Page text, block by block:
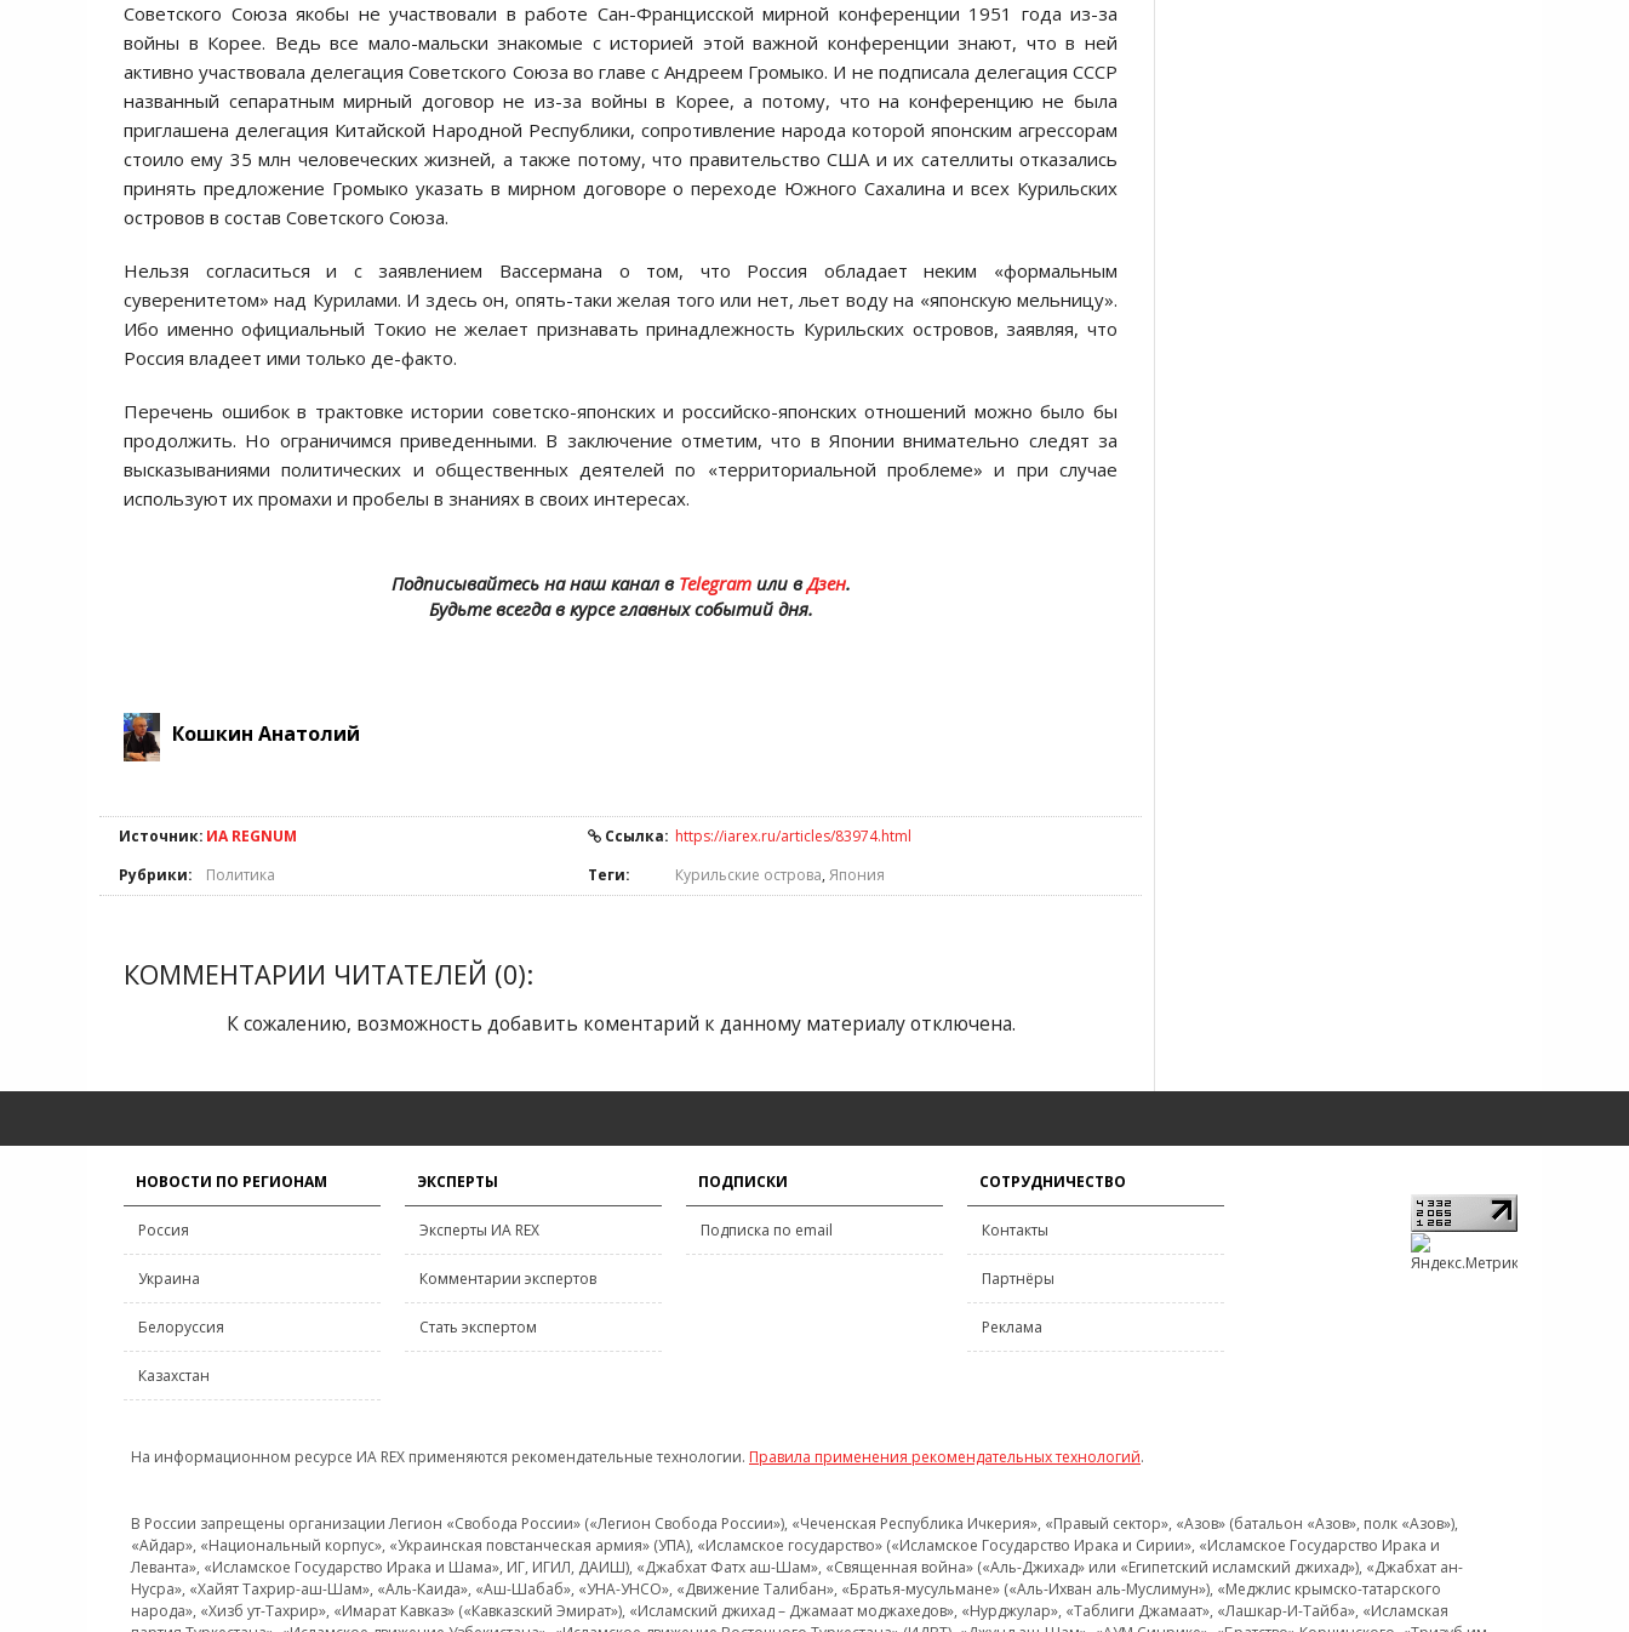
Советского Союза якобы не участвовали в работе Сан-Францисской мирной конференции 1951 года из-за
войны в Корее. Ведь все мало-мальски знакомые с историей этой важной конференции знают, что в ней
активно участвовала делегация Советского Союза во главе с Андреем Громыко. И не подписала делегация СССР
названный сепаратным мирный договор не из-за войны в Корее, а потому, что на конференцию не была
приглашена делегация Китайской Народной Республики, сопротивление народа которой японским агрессорам
стоило ему 35 млн человеческих жизней, а также потому, что правительство США и их сателлиты отказались
принять предложение Громыко указать в мирном договоре о переходе Южного Сахалина и всех Курильских
островов в состав Советского Союза.
Нельзя согласиться и с заявлением Вассермана о том, что Россия обладает неким «формальным
суверенитетом» над Курилами. И здесь он, опять-таки желая того или нет, льет воду на «японскую мельницу».
Ибо именно официальный Токио не желает признавать принадлежность Курильских островов, заявляя, что
Россия владеет ими только де-факто.
Перечень ошибок в трактовке истории советско-японских и российско-японских отношений можно было бы
продолжить. Но ограничимся приведенными. В заключение отметим, что в Японии внимательно следят за
высказываниями политических и общественных деятелей по «территориальной проблеме» и при случае
используют их промахи и пробелы в знаниях в своих интересах.
Подписывайтесь на наш канал в Telegramили вДзен.
Будьте всегда в курсе главных событий дня.
Кошкин Анатолий
Источник: ИА REGNUM Ссылка: https://iarex.ru/articles/83974.html
Рубрики:
Политика Теги: Курильские острова, Япония
КОММЕНТАРИИ ЧИТАТЕЛЕЙ (0):
К сожалению, возможность добавить коментарий к данному материалу отключена.
НОВОСТИ ПО РЕГИОНАМ
Россия
Украина
Белоруссия
Казахстан
ЭКСПЕРТЫ
Эксперты ИА REX
Комментарии экспертов
Стать экспертом
ПОДПИСКИ
Подписка по email
СОТРУДНИЧЕСТВО
Контакты
Партнёры
Реклама
На информационном ресурсе ИА REX применяются рекомендательные технологии. Правила применения рекомендательных технологий.
В России запрещены организации Легион «Свобода России» («Легион Свобода России»), «Чеченская Республика Ичкерия», «Правый сектор», «Азов» (батальон «Азов», полк «Азов»),
«Айдар», «Национальный корпус», «Украинская повстанческая армия» (УПА), «Исламское государство» («Исламское Государство Ирака и Сирии», «Исламское Государство Ирака и
Леванта», «Исламское Государство Ирака и Шама», ИГ, ИГИЛ, ДАИШ), «Джабхат Фатх аш-Шам», «Священная война» («Аль-Джихад» или «Египетский исламский джихад»), «Джабхат ан-
Нусра», «Хайят Тахрир-аш-Шам», «Аль-Каида», «Аш-Шабаб», «УНА-УНСО», «Движение Талибан», «Братья-мусульмане» («Аль-Ихван аль-Муслимун»), «Меджлис крымско-татарского
народа», «Хизб ут-Тахрир», «Имарат Кавказ» («Кавказский Эмират»), «Исламский джихад – Джамаат моджахедов», «Нурджулар», «Таблиги Джамаат», «Лашкар-И-Тайба», «Исламская